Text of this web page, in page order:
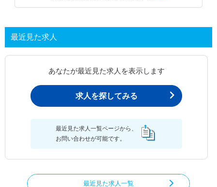
最近見た求人
あなたが最近見た求人を表示します
求人を探してみる
最近見た求人一覧ページから、
お問い合わせが可能です。
最近見た求人一覧